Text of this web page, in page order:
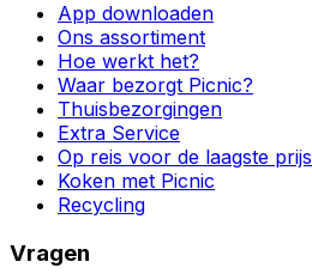
App downloaden
Ons assortiment
Hoe werkt het?
Waar bezorgt Picnic?
Thuisbezorgingen
Extra Service
Op reis voor de laagste prijs
Koken met Picnic
Recycling
Vragen